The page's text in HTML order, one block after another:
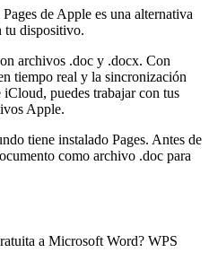
de Apple es una alternativa
tu dispositivo.
archivos .doc y .docx. Con
tiempo real y la sincronización
puedes trabajar con tus
Apple.
tiene instalado Pages. Antes de
como archivo .doc para
a Microsoft Word? WPS